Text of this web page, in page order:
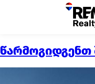
წარმოგიდგენთ